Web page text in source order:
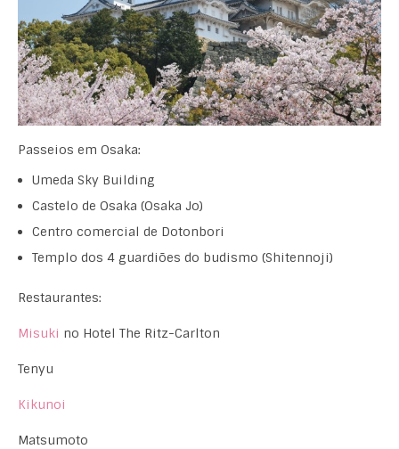
Passeios em Osaka:
Umeda Sky Building
Castelo de Osaka (Osaka Jo)
Centro comercial de Dotonbori
Templo dos 4 guardiões do budismo (Shitennoji)
Restaurantes:
Misuki no Hotel The Ritz-Carlton
Tenyu
Kikunoi
Matsumoto